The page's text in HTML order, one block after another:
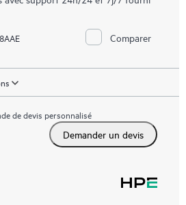
Comparer
de devis personnalisé
Demander un devis